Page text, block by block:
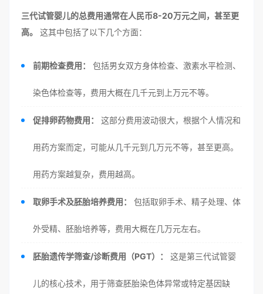
三代试管婴儿的总费用通常在人民币8-20万元之间，甚至更
高。
这其中包括了以下几个方面：
前期检查费用： 包括男女双方身体检查、激素水平检测、
染色体检查等，费用大概在几千元到上万元不等。
促排卵药物费用： 这部分费用波动很大，根据个人情况和
用药方案而定，可能从几千元到几万元不等，甚至更高。
用药方案越复杂，费用越高。
取卵手术及胚胎培养费用： 包括取卵手术、精子处理、体
外受精、胚胎培养等，费用大概在几万元左右。
胚胎遗传学筛查/诊断费用（PGT）： 这是第三代试管婴
儿的核心技术，用于筛查胚胎染色体异常或特定基因缺